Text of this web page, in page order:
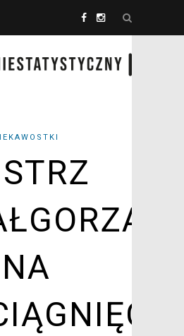
NA